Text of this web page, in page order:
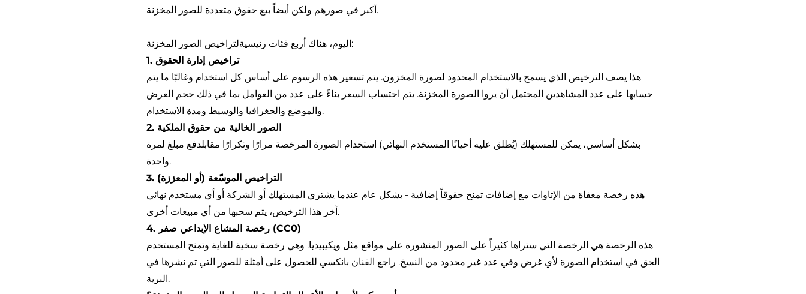
أكبر في صورهم ولكن أيضاً بيع حقوق متعددة للصور المخزنة.
اليوم، هناك أربع فئات رئيسيةلتراخيص الصور
المخزنة:
1. تراخيص إدارة الحقوق
هذا يصف الترخيص الذي يسمح بالاستخدام المحدود لصورة المخزون. يتم تسعير هذه الرسوم على أساس كل استخدام وغالبًا ما يتم
حسابها على عدد المشاهدين المحتمل أن يروا الصورة المخزنة. يتم احتساب السعر بناءً على عدد من العوامل بما في ذلك حجم العرض
والموضع والجغرافيا والوسيط ومدة الاستخدام.
2. الصور الخالية من حقوق الملكية
بشكل أساسي، يمكن للمستهلك (يُطلق عليه أحيانًا المستخدم النهائي) استخدام الصورة المرخصة مرارًا وتكرارًا مقابلدفع مبلغ لمرة
واحدة.
3. التراخيص الموسّعة (أو المعززة)
هذه رخصة معفاة من الإتاوات مع إضافات تمنح حقوقاً إضافية - بشكل عام عندما يشتري المستهلك أو الشركة أو أي مستخدم نهائي
آخر هذا الترخيص، يتم سحبها من أي مبيعات أخرى.
4. رخصة المشاع الإبداعي صفر (CC0)
هذه الرخصة هي الرخصة التي ستراها كثيراً على الصور المنشورة على مواقع مثل ويكيبيديا. وهي رخصة سخية للغاية وتمنح المستخدم
الحق في استخدام الصورة لأي غرض وفي عدد غير محدود من النسخ. راجع الفنان بانكسي للحصول على أمثلة للصور التي تم نشرها في
البرية.